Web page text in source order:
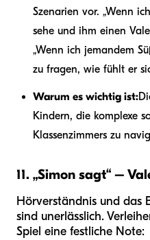
Szenarien vor. „Wenn
sehe und ihm einen
„Wenn ich jemandem
zu fragen, wie fühlt er
Warum es wichtig ist:
Kindern, die komplexe
Klassenzimmers zu
11. „Simon sagt“ –
Hörverständnis und das
sind unerlässlich.
Spiel eine festliche Note: